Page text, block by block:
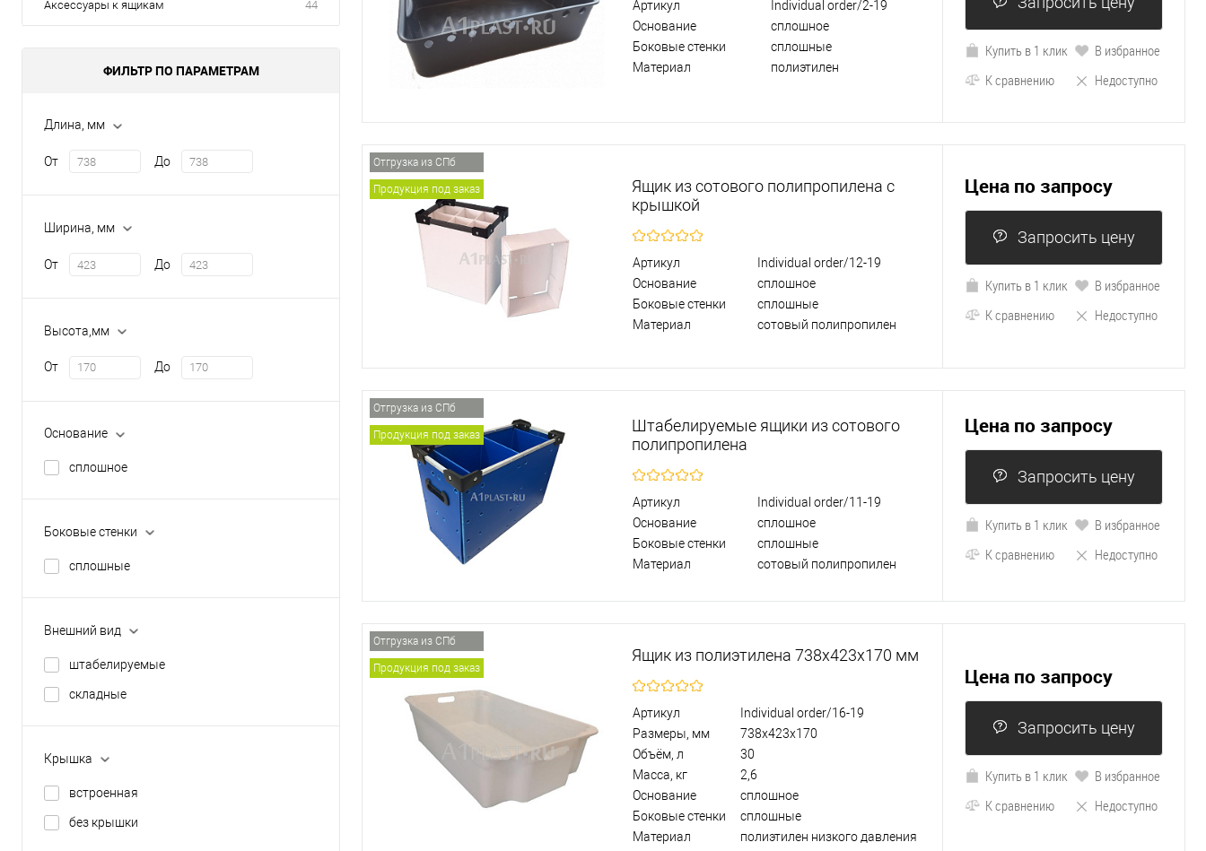
Аксессуары к ящикам 44
ФИЛЬТР ПО ПАРАМЕТРАМ
Длина, мм
От До
Ширина, мм
От До
Высота,мм
От До
Основание
сплошное
Боковые стенки
сплошные
Внешний вид
штабелируемые
складные
Крышка
встроенная
без крышки
Артикул
Individual order/2-19
Основание
сплошное
Боковые стенки
сплошные
Материал
полиэтилен
Купить в 1 клик
В избранное
К сравнению
Недоступно
Отгрузка из СПб
Продукция под заказ
Ящик из сотового полипропилена с
крышкой
Артикул
Individual order/12-19
Основание
сплошное
Боковые стенки
сплошные
Материал
сотовый полипропилен
Цена по запросу
Запросить цену
Купить в 1 клик
В избранное
К сравнению
Недоступно
Отгрузка из СПб
Продукция под заказ
Штабелируемые ящики из сотового
полипропилена
Артикул
Individual order/11-19
Основание
сплошное
Боковые стенки
сплошные
Материал
сотовый полипропилен
Цена по запросу
Запросить цену
Купить в 1 клик
В избранное
К сравнению
Недоступно
Отгрузка из СПб
Продукция под заказ
Ящик из полиэтилена 738х423х170 мм
Артикул
Individual order/16-19
Размеры, мм
738х423х170
Объём, л
30
Масса, кг
2,6
Основание
сплошное
Боковые стенки
сплошные
Материал
полиэтилен низкого давления
Цена по запросу
Запросить цену
Купить в 1 клик
В избранное
К сравнению
Недоступно